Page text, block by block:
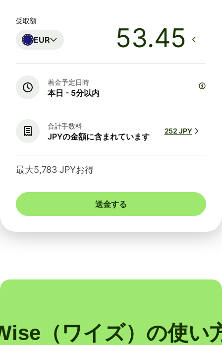
受取額
EUR
着金予定日時
本日 - 5分以内
合計手数料
JPYの金額に含まれています
252 JPY
最大5,783 JPYお得
送金する
（ワイズ）の使い